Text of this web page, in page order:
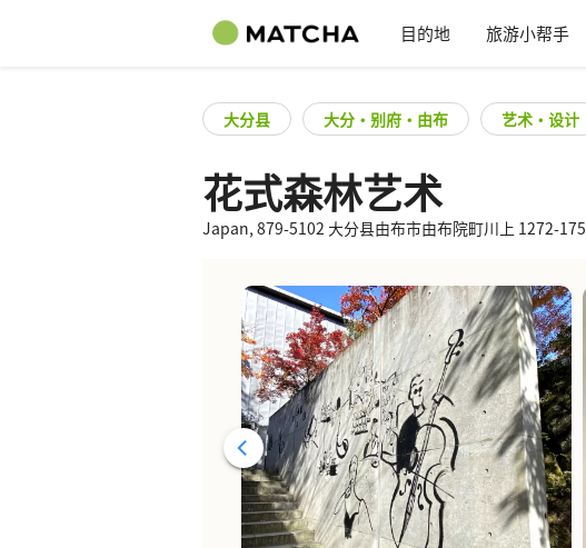
目的地 旅游小帮手
大分县 大分・别府・由布 艺术・设计
花式森林艺术
Japan, 879-5102 大分县由布市由布院町川上 1272-175